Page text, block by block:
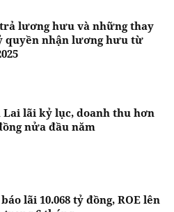
lương hưu và những thay
quyền nhận lương hưu từ
Lai lãi kỷ lục, doanh thu hơn
nửa đầu năm
lãi 10.068 tỷ đồng, ROE lên